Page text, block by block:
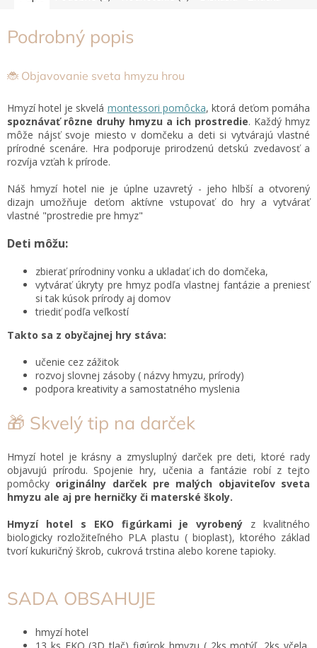
Podrobný popis
🐞 Objavovanie sveta hmyzu hrou
Hmyzí hotel je skvelá montessori pomôcka, ktorá deťom pomáha
spoznávať rôzne druhy hmyzu a ich prostredie. Každý hmyz
môže nájsť svoje miesto v domčeku a deti si vytvárajú vlastné
prírodné scenáre. Hra podporuje prirodzenú detskú zvedavosť a
rozvíja vzťah k prírode.
Náš hmyzí hotel nie je úplne uzavretý - jeho hlbší a otvorený
dizajn umožňuje deťom aktívne vstupovať do hry a vytvárať
vlastné "prostredie pre hmyz"
Deti môžu:
zbierať prírodniny vonku a ukladať ich do domčeka,
vytvárať úkryty pre hmyz podľa vlastnej fantázie a preniesť
si tak kúsok prírody aj domov
triediť podľa veľkostí
Takto sa z obyčajnej hry stáva:
učenie cez zážitok
rozvoj slovnej zásoby ( názvy hmyzu, prírody)
podpora kreativity a samostatného myslenia
🎁 Skvelý tip na darček
Hmyzí hotel je krásny a zmysluplný darček pre deti, ktoré rady
objavujú prírodu. Spojenie hry, učenia a fantázie robí z tejto
pomôcky originálny darček pre malých objaviteľov sveta
hmyzu ale aj pre herničky či materské školy.
Hmyzí hotel s EKO figúrkami je vyrobený z kvalitného
biologicky rozložiteľného PLA plastu ( bioplast), ktorého základ
tvorí kukuričný škrob, cukrová trstina alebo korene tapioky.
SADA OBSAHUJE
hmyzí hotel